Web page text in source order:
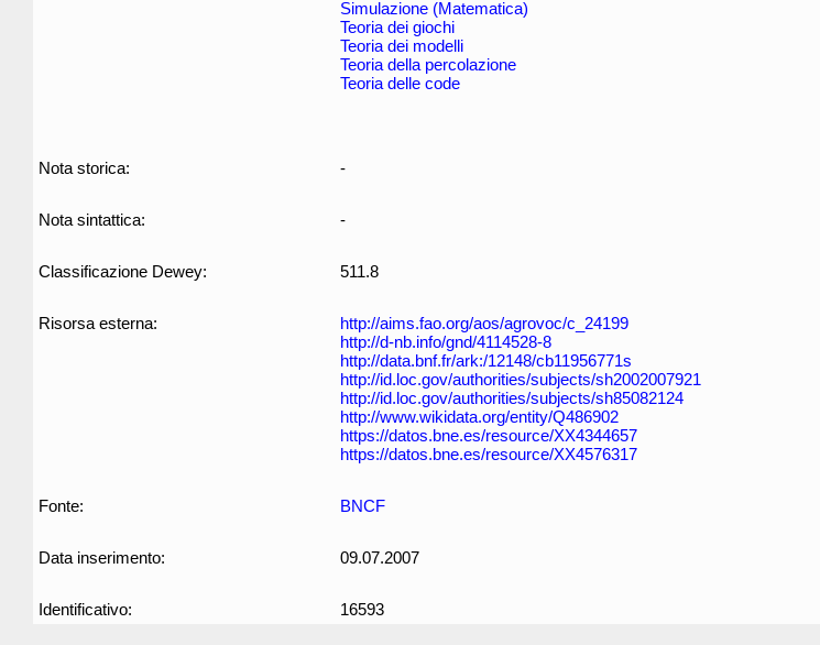
Simulazione (Matematica)
Teoria dei giochi
Teoria dei modelli
Teoria della percolazione
Teoria delle code
Nota storica: -
Nota sintattica: -
Classificazione Dewey: 511.8
Risorsa esterna:
http://aims.fao.org/aos/agrovoc/c_24199
http://d-nb.info/gnd/4114528-8
http://data.bnf.fr/ark:/12148/cb11956771s
http://id.loc.gov/authorities/subjects/sh2002007921
http://id.loc.gov/authorities/subjects/sh85082124
http://www.wikidata.org/entity/Q486902
https://datos.bne.es/resource/XX4344657
https://datos.bne.es/resource/XX4576317
Fonte: BNCF
Data inserimento: 09.07.2007
Identificativo: 16593